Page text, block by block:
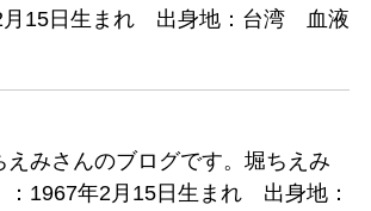
月15日生まれ 出身地：台湾 血液
えみさんのブログです。堀ちえみ
：1967年2月15日生まれ 出身地：